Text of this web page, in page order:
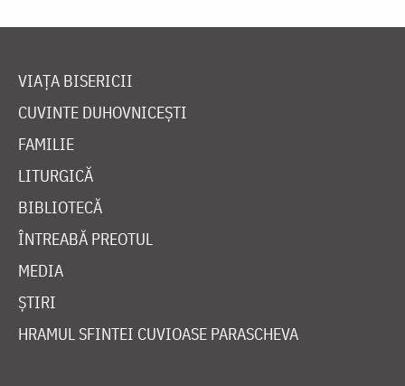
VIAȚA BISERICII
CUVINTE DUHOVNICEȘTI
FAMILIE
LITURGICĂ
BIBLIOTECĂ
ÎNTREABĂ PREOTUL
MEDIA
ȘTIRI
HRAMUL SFINTEI CUVIOASE PARASCHEVA